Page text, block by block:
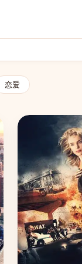
恋爱